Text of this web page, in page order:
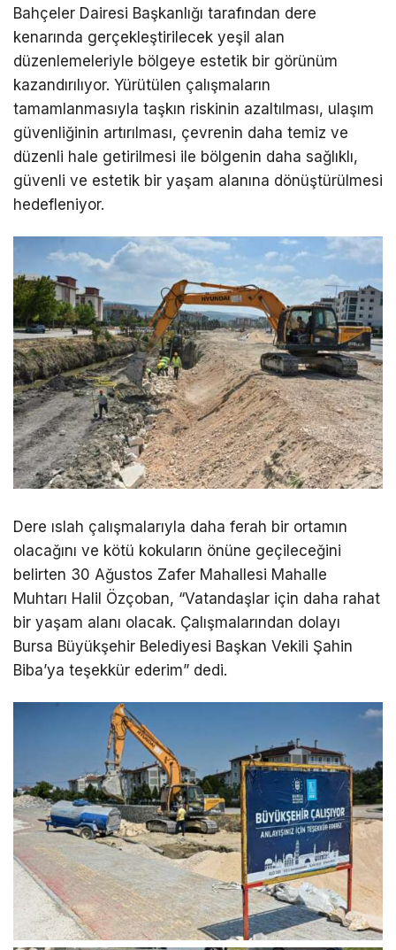
Bahçeler Dairesi Başkanlığı tarafından dere
kenarında gerçekleştirilecek yeşil alan
düzenlemeleriyle bölgeye estetik bir görünüm
kazandırılıyor. Yürütülen çalışmaların
tamamlanmasıyla taşkın riskinin azaltılması, ulaşım
güvenliğinin artırılması, çevrenin daha temiz ve
düzenli hale getirilmesi ile bölgenin daha sağlıklı,
güvenli ve estetik bir yaşam alanına dönüştürülmesi
hedefleniyor.
Dere ıslah çalışmalarıyla daha ferah bir ortamın
olacağını ve kötü kokuların önüne geçileceğini
belirten 30 Ağustos Zafer Mahallesi Mahalle
Muhtarı Halil Özçoban, “Vatandaşlar için daha rahat
bir yaşam alanı olacak. Çalışmalarından dolayı
Bursa Büyükşehir Belediyesi Başkan Vekili Şahin
Biba’ya teşekkür ederim” dedi.